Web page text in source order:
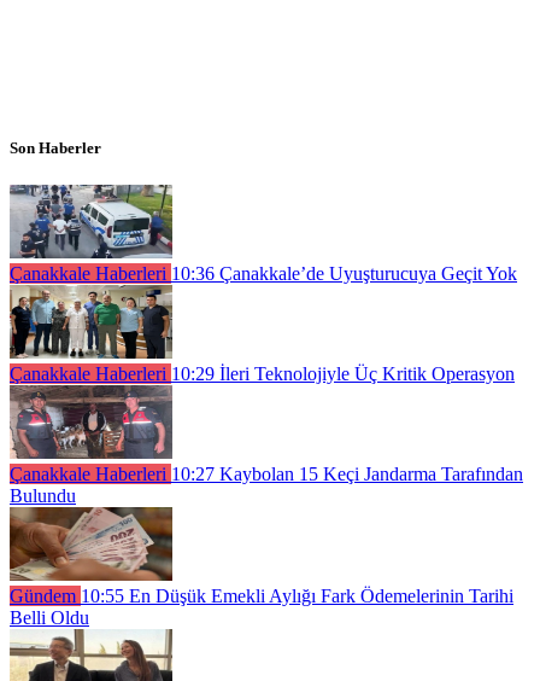
Son Haberler
Çanakkale Haberleri 10:36 Çanakkale’de Uyuşturucuya Geçit Yok
Çanakkale Haberleri 10:29 İleri Teknolojiyle Üç Kritik Operasyon
Çanakkale Haberleri 10:27 Kaybolan 15 Keçi Jandarma Tarafından
Bulundu
Gündem 10:55 En Düşük Emekli Aylığı Fark Ödemelerinin Tarihi
Belli Oldu